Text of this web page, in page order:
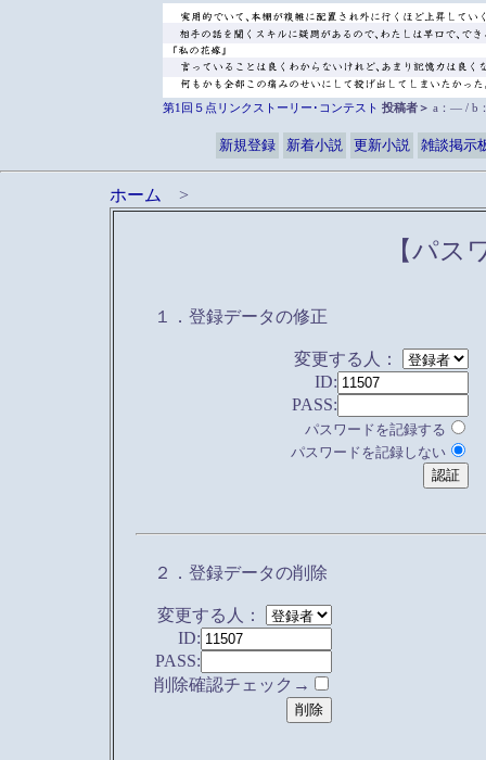
第1回５点リンクストーリー･コンテスト 投稿者＞ a：― / b
新規登録 新着小説 更新小説 雑談掲示
ホーム >
【パス
１．登録データの修正
変更する人：
ID:
PASS:
パスワードを記録する
パスワードを記録しない
２．登録データの削除
変更する人：
ID:
PASS:
削除確認チェック→